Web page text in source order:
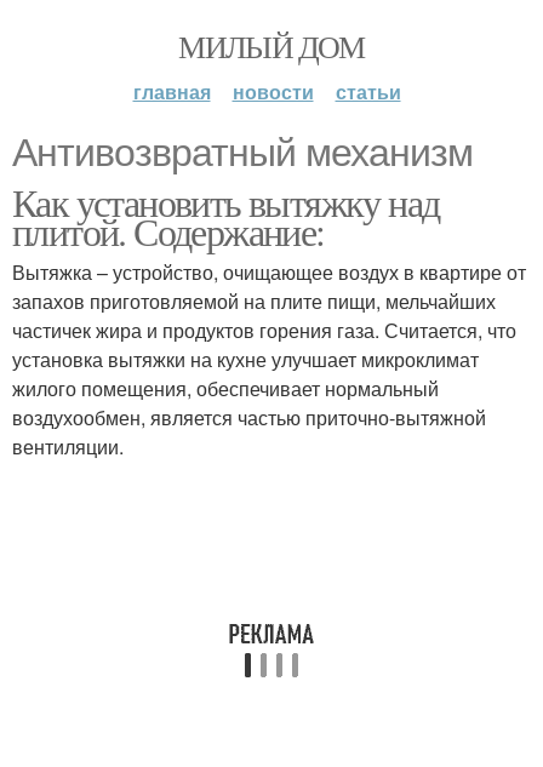
МИЛЫЙ ДОМ
главная новости статьи
Антивозвратный механизм
Как установить вытяжку над
плитой. Содержание:
Вытяжка – устройство, очищающее воздух в квартире от
запахов приготовляемой на плите пищи, мельчайших
частичек жира и продуктов горения газа. Считается, что
установка вытяжки на кухне улучшает микроклимат
жилого помещения, обеспечивает нормальный
воздухообмен, является частью приточно-вытяжной
вентиляции.